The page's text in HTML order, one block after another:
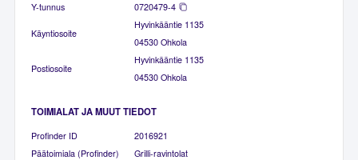
Y-tunnus
0720479-4
Käyntiosoite
Hyvinkääntie 1135
04530 Ohkola
Postiosoite
Hyvinkääntie 1135
04530 Ohkola
TOIMIALAT JA MUUT TIEDOT
Profinder ID
2016921
Päätoimiala (Profinder)
Grilli-ravintolat